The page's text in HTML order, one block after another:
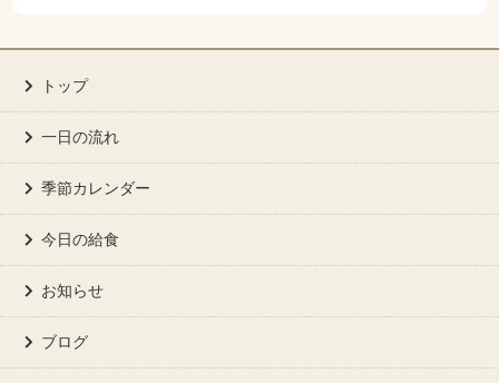
トップ
一日の流れ
季節カレンダー
今日の給食
お知らせ
ブログ